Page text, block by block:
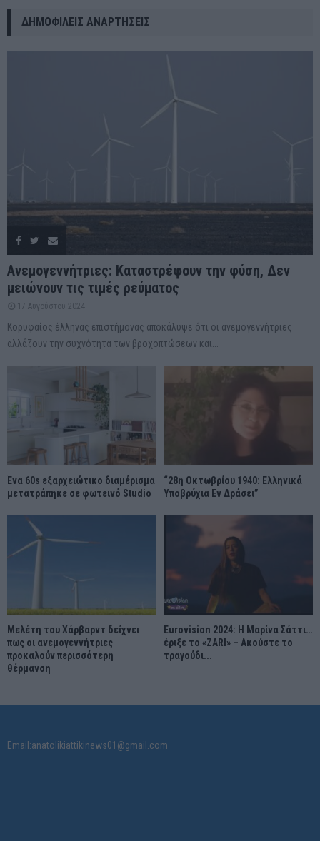
ΔΗΜΟΦΙΛΕΊΣ ΑΝΑΡΤΉΣΕΙΣ
Ανεμογεννήτριες: Καταστρέφουν την φύση, Δεν
μειώνουν τις τιμές ρεύματος
17 Αυγούστου 2024
Κορυφαίος έλληνας επιστήμονας αποκάλυψε ότι οι ανεμογεννήτριες
αλλάζουν την συχνότητα των βροχοπτώσεων και...
Ένα 60s εξαρχειώτικο διαμέρισμα
μετατράπηκε σε φωτεινό Studio
“28η Οκτωβρίου 1940: Ελληνικά
Υποβρύχια Εν Δράσει”
Μελέτη του Χάρβαρντ δείχνει
πως οι ανεμογεννήτριες
προκαλούν περισσότερη
θέρμανση
Eurovision 2024: Η Μαρίνα Σάττι…
έριξε το «ZARI» – Ακούστε το
τραγούδι...
Email:anatolikiattikinews01@gmail.com